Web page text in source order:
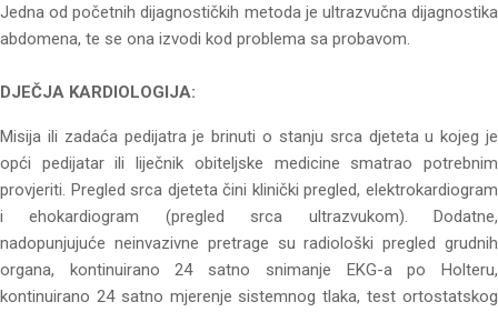
Jedna od početnih dijagnostičkih metoda je ultrazvučna dijagnostika
abdomena, te se ona izvodi kod problema sa probavom.
DJEČJA KARDIOLOGIJA:
Misija ili zadaća pedijatra je brinuti o stanju srca djeteta u kojeg je
opći pedijatar ili liječnik obiteljske medicine smatrao potrebnim
provjeriti. Pregled srca djeteta čini klinički pregled, elektrokardiogram
i ehokardiogram (pregled srca ultrazvukom). Dodatne,
nadopunjujuće neinvazivne pretrage su radiološki pregled grudnih
organa, kontinuirano 24 satno snimanje EKG-a po Holteru,
kontinuirano 24 satno mjerenje sistemnog tlaka, test ortostatskog